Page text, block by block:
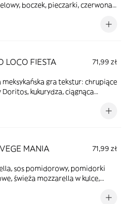
boczek, pieczarki, czerwona
LOCO FIESTA
71,99 zł
meksykańska gra tekstur: chrupiące
Doritos, kukurydza, ciągnąca
MANIA
71,99 zł
sos pomidorowy, pomidorki
świeża mozzarella w kulce,